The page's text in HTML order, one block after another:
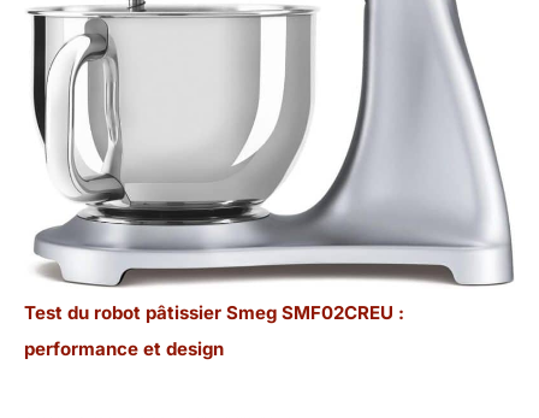
Test du robot pâtissier Smeg SMF02CREU :
performance et design